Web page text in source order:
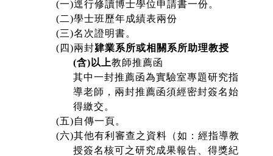
(一)逕行修讀博士學位申請書一份。
(二)學士班歷年成績表兩份
(三)名次證明書。
( 四)兩封肄業系所或相關系所助理教授
(含) 以上教師推薦函
其中一封推薦函為實驗室專題研究指
導老師，兩封推薦函須經密封簽名始
得繳交。
(五)自傳一頁。
(六)其他有利審查之資料（如：經指導教
授簽名核可之研究成果報告、得獎紀